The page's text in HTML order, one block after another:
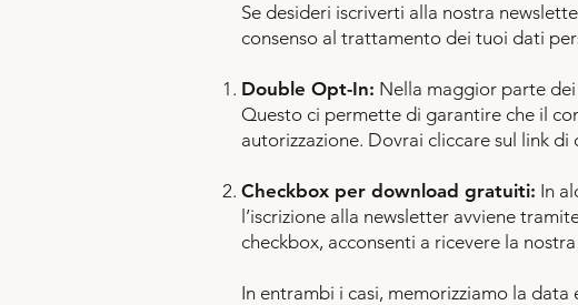
Se desideri iscriverti alla nostra
consenso al trattamento dei tuoi dati
Double Opt-In: Nella maggior parte
Questo ci permette di garantire che il
autorizzazione. Dovrai cliccare sul link
Checkbox per download gratuiti: In
l’iscrizione alla newsletter avviene
checkbox, acconsenti a ricevere la
In entrambi i casi, memorizziamo la data